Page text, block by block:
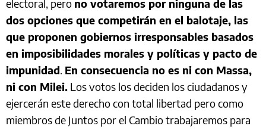
electoral, pero no votaremos por ninguna de las
dos opciones que competirán en el balotaje, las
que proponen gobiernos irresponsables basados
en imposibilidades morales y políticas y pacto de
impunidad. En consecuencia no es ni con Massa,
ni con Milei. Los votos los deciden los ciudadanos y
ejercerán este derecho con total libertad pero como
miembros de Juntos por el Cambio trabajaremos para